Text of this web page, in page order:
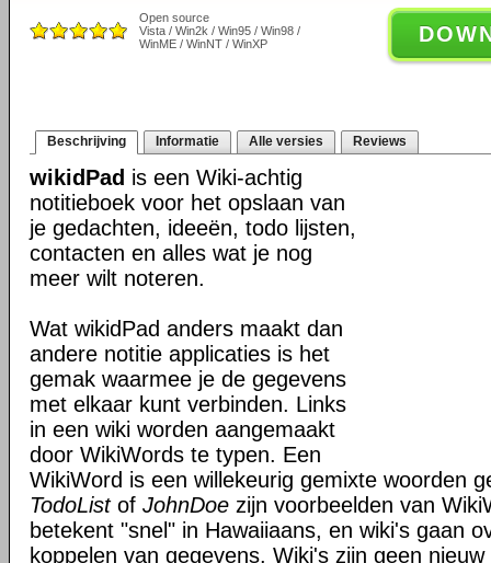
Open source
Vista / Win2k / Win95 / Win98 /
WinME / WinNT / WinXP
Beschrijving Informatie Alle versies Reviews
wikidPad is een Wiki-achtig
notitieboek voor het opslaan van
je gedachten, ideeën, todo lijsten,
contacten en alles wat je nog
meer wilt noteren.
Wat wikidPad anders maakt dan
andere notitie applicaties is het
gemak waarmee je de gegevens
met elkaar kunt verbinden. Links
in een wiki worden aangemaakt
door WikiWords te typen. Een
WikiWord is een willekeurig gemixte woorden
TodoListof JohnDoe zijn voorbeelden van
betekent "snel" in Hawaiiaans, en wiki's gaan
koppelen van gegevens. Wiki's zijn geen